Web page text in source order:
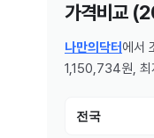
가격비교 (
나만의닥터 에서
1,150,734원,
전국